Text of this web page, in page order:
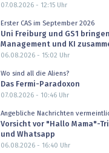
07.08.2026 - 12:15Uhr
Erster CAS im September 2026
Uni Freiburg und GS1
Management und KI
06.08.2026 - 15:02 Uhr
Wo sind all die Aliens?
Das Fermi-Paradoxon
07.08.2026 - 10:46Uhr
Angebliche Nachrichten
Vorsicht vor "Hallo Mama"-
und Whatsapp
06.08.2026 - 16:40 Uhr